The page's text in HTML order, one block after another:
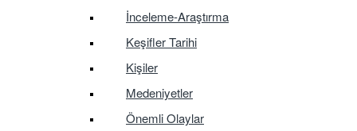
İnceleme-Araştırma
Keşifler Tarihi
Kişiler
Medeniyetler
Önemli Olaylar